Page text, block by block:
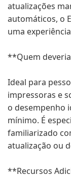
atualizações
automáticos, o
uma
**Quem
Ideal para
impressoras e
o desempenho
mínimo. É
familiarizado
atualização ou
**Recursos